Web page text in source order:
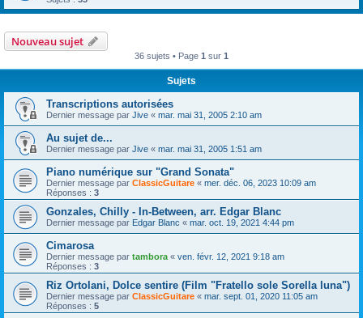
Nouveau sujet
36 sujets • Page 1 sur 1
Sujets
Transcriptions autorisées
Dernier message par Jive « mar. mai 31, 2005 2:10 am
Au sujet de...
Dernier message par Jive « mar. mai 31, 2005 1:51 am
Piano numérique sur "Grand Sonata"
Dernier message par ClassicGuitare « mer. déc. 06, 2023 10:09 am
Réponses : 3
Gonzales, Chilly - In-Between, arr. Edgar Blanc
Dernier message par Edgar Blanc « mar. oct. 19, 2021 4:44 pm
Cimarosa
Dernier message par tambora « ven. févr. 12, 2021 9:18 am
Réponses : 3
Riz Ortolani, Dolce sentire (Film "Fratello sole Sorella luna")
Dernier message par ClassicGuitare « mar. sept. 01, 2020 11:05 am
Réponses : 5